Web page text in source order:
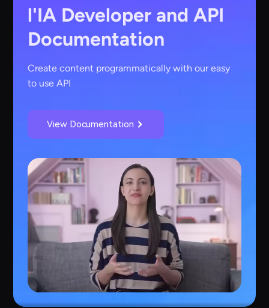
l'IA Developer and API
Documentation
Create content programmatically with our easy
to use API
View Documentation